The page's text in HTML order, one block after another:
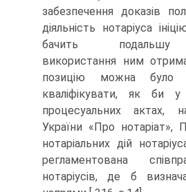
забезпечення доказів
діяльність нотаріуса
бачить подальшу
використання ним
позицію можна
кваліфікувати, як
процесуальних актах,
України «Про нотаріат»,
нотаріальних дій
регламентована
нотаріусів, де б